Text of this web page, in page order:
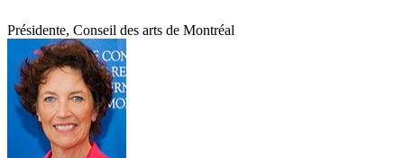
Présidente, Conseil des arts de Montréal